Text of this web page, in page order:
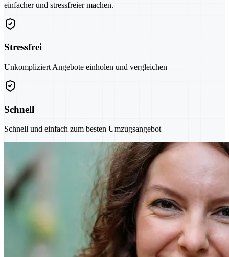
einfacher und stressfreier machen.
Stressfrei
Unkompliziert Angebote einholen und vergleichen
Schnell
Schnell und einfach zum besten Umzugsangebot